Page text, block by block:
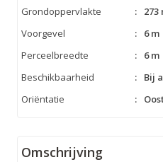
Grondoppervlakte :
273
Voorgevel
:
6 m
Perceelbreedte
:
6 m
Beschikbaarheid
:
Bij
Oriëntatie
:
Omschrijving